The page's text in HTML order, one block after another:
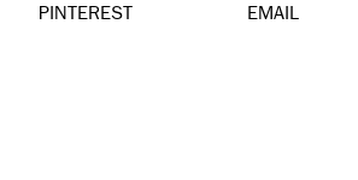
PINTEREST EMAIL